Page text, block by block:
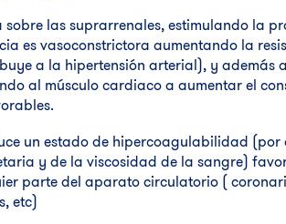
sobre las suprarrenales, estimulando la
es vasoconstrictora aumentando la
a la hipertensión arterial), y además
al músculo cardiaco a aumentar el
un estado de hipercoagulabilidad
y de la viscosidad de la sangre)
parte del aparato circulatorio (
etc)